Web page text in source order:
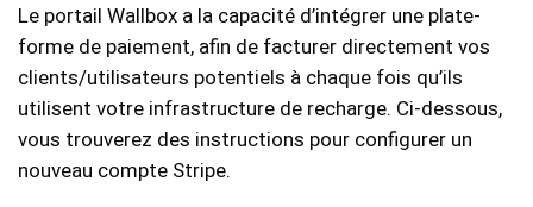
Le portail Wallbox a la capacité d’intégrer une plate-
forme de paiement, afin de facturer directement vos
clients/utilisateurs potentiels à chaque fois qu’ils
utilisent votre infrastructure de recharge. Ci-dessous,
vous trouverez des instructions pour configurer un
nouveau compte Stripe.